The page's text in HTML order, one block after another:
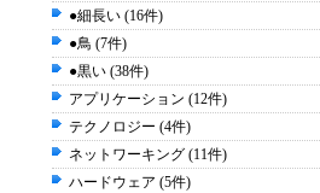
●細長い (16件)
●鳥 (7件)
●黒い (38件)
アプリケーション (12件)
テクノロジー (4件)
ネットワーキング (11件)
ハードウェア (5件)